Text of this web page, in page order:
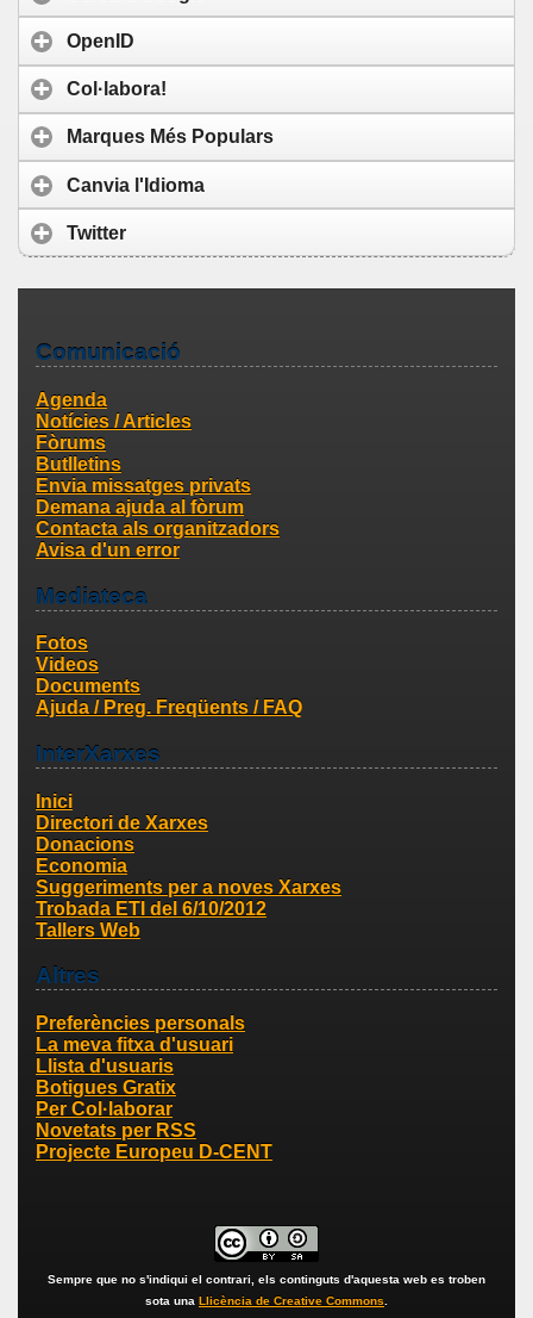
OpenID
Col·labora!
Marques Més Populars
Canvia l'Idioma
Twitter
Comunicació
Agenda
Notícies / Articles
Fòrums
Butlletins
Envia missatges privats
Demana ajuda al fòrum
Contacta als organitzadors
Avisa d'un error
Mediateca
Fotos
Videos
Documents
Ajuda / Preg. Freqüents / FAQ
InterXarxes
Inici
Directori de Xarxes
Donacions
Economia
Suggeriments per a noves Xarxes
Trobada ETI del 6/10/2012
Tallers Web
Altres
Preferències personals
La meva fitxa d'usuari
Llista d'usuaris
Botigues Gratix
Per Col·laborar
Novetats per RSS
Projecte Europeu D-CENT
Sempre que no s'indiqui el contrari, els continguts d'aquesta web es troben
sota una Llicència de Creative Commons